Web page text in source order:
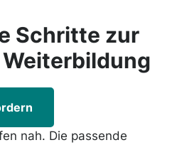
Schritte zur
Weiterbildung
nah. Die passende